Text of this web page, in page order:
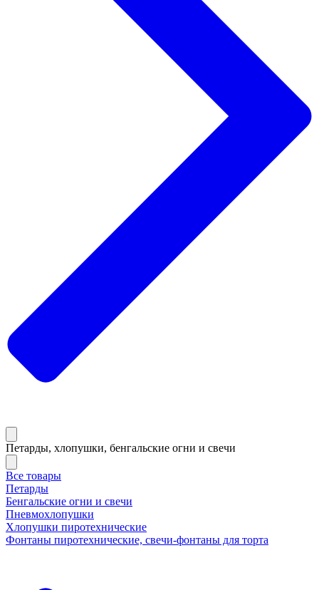
Петарды, хлопушки, бенгальские огни и свечи
Все товары
Петарды
Бенгальские огни и свечи
Пневмохлопушки
Хлопушки пиротехнические
Фонтаны пиротехнические, свечи-фонтаны для торта